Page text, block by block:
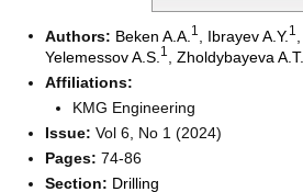
Authors: Beken A.A. 1 Ibrayev A.Y. 1
Yelemessov A.S. 1 ,Zholdybayeva A.T.
Affiliations:
KMG Engineering
Issue:Vol 6, No 1 (2024)
Pages:74-86
Section: Drilling